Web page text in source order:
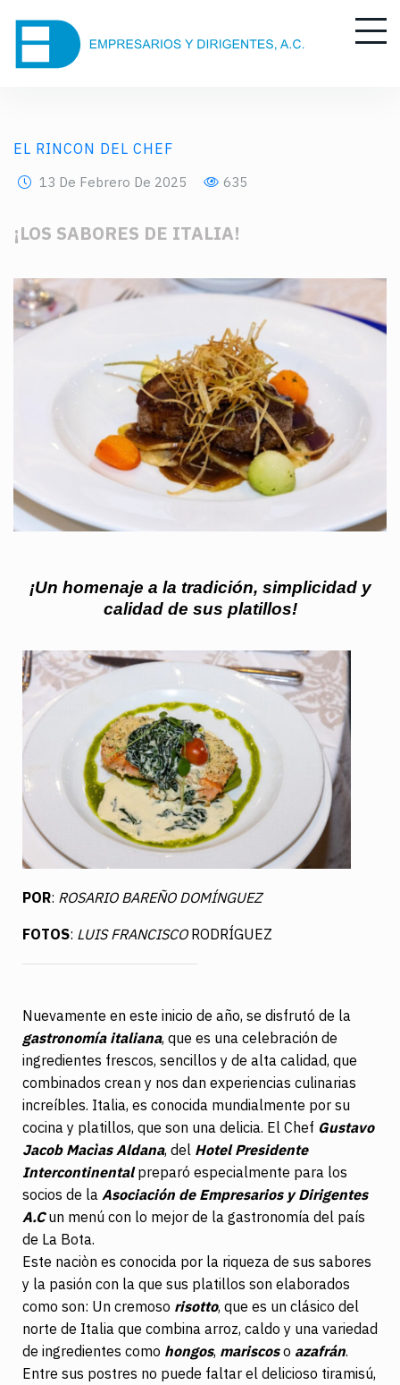
EL RINCON DEL CHEF
13 De Febrero De 2025 635
¡LOS SABORES DE ITALIA!
¡Un homenaje a la tradición, simplicidad y
calidad de sus platillos!
POR: ROSARIO BAREÑO DOMÍNGUEZ
FOTOS: LUIS FRANCISCORODRÍGUEZ
Nuevamente en este inicio de año, se disfrutó de la
gastronomía italiana, que es una celebración de
ingredientes frescos, sencillos y de alta calidad, que
combinados crean y nos dan experiencias culinarias
increíbles. Italia, es conocida mundialmente por su
cocina y platillos, que son una delicia. El Chef Gustavo
Jacob Macìas Aldana, del Hotel Presidente
Intercontinentalpreparó especialmente para los
socios de la Asociación de Empresarios y Dirigentes
A.Cun menú con lo mejor de la gastronomía del país
de La Bota.
Este naciòn es conocida por la riqueza de sus sabores
y la pasión con la que sus platillos son elaborados
como son: Un cremoso risotto, que es un clásico del
norte de Italia que combina arroz, caldo y una variedad
de ingredientes como hongos, mariscoso azafrán.
Entre sus postres no puede faltar el delicioso tiramisú,